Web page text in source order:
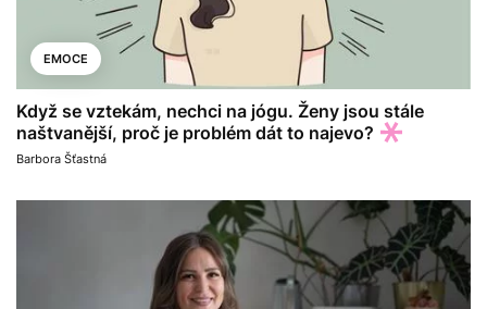
EMOCE
Když se vztekám, nechci na jógu. Ženy jsou stále
naštvanější, proč je problém dát to najevo?
Barbora Šťastná